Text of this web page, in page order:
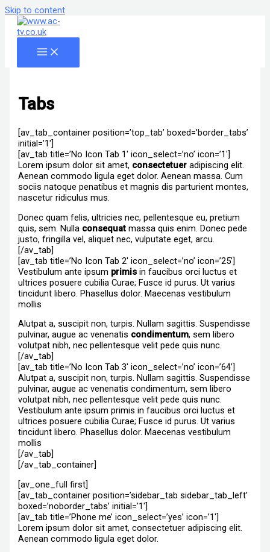
Skip to content
Tabs
[av_tab_container position=’top_tab’ boxed=’border_tabs’
initial=’1′]
[av_tab title=’No Icon Tab 1′ icon_select=’no’ icon=’1′]
Lorem ipsum dolor sit amet, consectetuer adipiscing elit.
Aenean commodo ligula eget dolor. Aenean massa. Cum
sociis natoque penatibus et magnis dis parturient montes,
nascetur ridiculus mus.
Donec quam felis, ultricies nec, pellentesque eu, pretium
quis, sem. Nulla consequat massa quis enim. Donec pede
justo, fringilla vel, aliquet nec, vulputate eget, arcu.
[/av_tab]
[av_tab title=’No Icon Tab 2′ icon_select=’no’ icon=’25’]
Vestibulum ante ipsum primis in faucibus orci luctus et
ultrices posuere cubilia Curae; Fusce id purus. Ut varius
tincidunt libero. Phasellus dolor. Maecenas vestibulum
mollis
Alutpat a, suscipit non, turpis. Nullam sagittis. Suspendisse
pulvinar, augue ac venenatis condimentum, sem libero
volutpat nibh, nec pellentesque velit pede quis nunc.
[/av_tab]
[av_tab title=’No Icon Tab 3′ icon_select=’no’ icon=’64’]
Alutpat a, suscipit non, turpis. Nullam sagittis. Suspendisse
pulvinar, augue ac venenatis condimentum, sem libero
volutpat nibh, nec pellentesque velit pede quis nunc.
Vestibulum ante ipsum primis in faucibus orci luctus et
ultrices posuere cubilia Curae; Fusce id purus. Ut varius
tincidunt libero. Phasellus dolor. Maecenas vestibulum
mollis
[/av_tab]
[/av_tab_container]
[av_one_full first]
[av_tab_container position=’sidebar_tab sidebar_tab_left’
boxed=’noborder_tabs’ initial=’1′]
[av_tab title=’Phone me’ icon_select=’yes’ icon=’1′]
Lorem ipsum dolor sit amet, consectetuer adipiscing elit.
Aenean commodo ligula eget dolor.